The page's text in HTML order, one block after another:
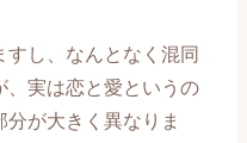
し、なんとなく混同
、実は恋と愛というの
が大きく異なりま